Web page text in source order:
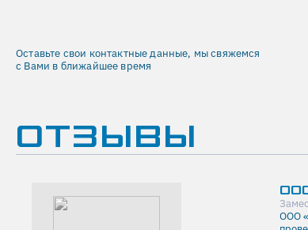
Оставьте свои контактные данные, мы свяжемся
с Вами в ближайшее время
ОТЗЫВЫ
ООО